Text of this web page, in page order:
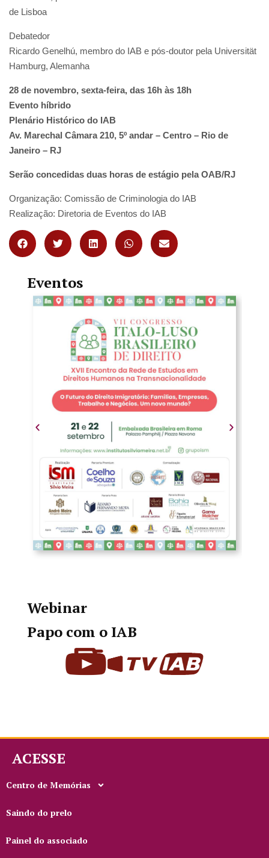
de Lisboa
Debatedor
Ricardo Genelhú, membro do IAB e pós-doutor pela Universität
Hamburg, Alemanha
28 de novembro, sexta-feira, das 16h às 18h
Evento híbrido
Plenário Histórico do IAB
Av. Marechal Câmara 210, 5º andar – Centro – Rio de
Janeiro – RJ
Serão concedidas duas horas de estágio pela OAB/RJ
Organização: Comissão de Criminologia do IAB
Realização: Diretoria de Eventos do IAB
Eventos
Webinar
Papo com o IAB
ACESSE
Centro de Memórias
Saindo do prelo
Painel do associado